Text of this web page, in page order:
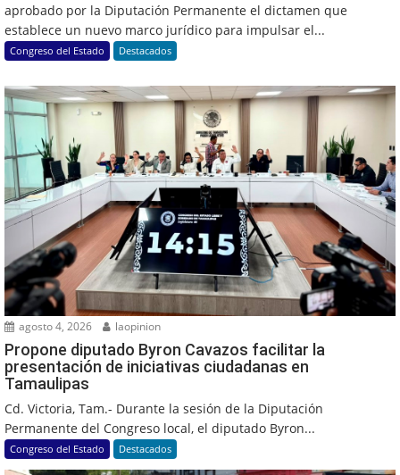
aprobado por la Diputación Permanente el dictamen que
establece un nuevo marco jurídico para impulsar el...
Congreso del Estado Destacados
agosto 4, 2026 laopinion
Propone diputado Byron Cavazos facilitar la
presentación de iniciativas ciudadanas en
Tamaulipas
Cd. Victoria, Tam.- Durante la sesión de la Diputación
Permanente del Congreso local, el diputado Byron...
Congreso del Estado Destacados